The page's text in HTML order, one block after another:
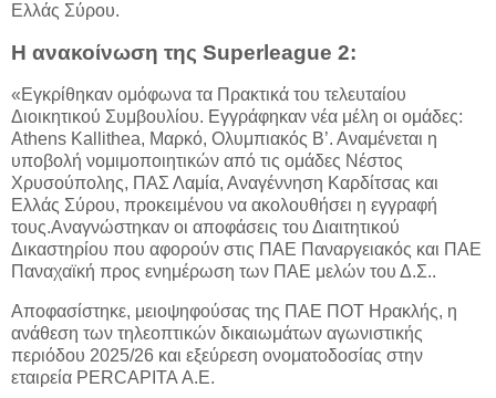
Ελλάς Σύρου.
Η ανακοίνωση της Superleague 2:
«Εγκρίθηκαν ομόφωνα τα Πρακτικά του τελευταίου
Διοικητικού Συμβουλίου. Εγγράφηκαν νέα μέλη οι ομάδες:
Athens Kallithea, Μαρκό, Ολυμπιακός Β’. Αναμένεται η
υποβολή νομιμοποιητικών από τις ομάδες Νέστος
Χρυσούπολης, ΠΑΣ Λαμία, Αναγέννηση Καρδίτσας και
Ελλάς Σύρου, προκειμένου να ακολουθήσει η εγγραφή
τους.Αναγνώστηκαν οι αποφάσεις του Διαιτητικού
Δικαστηρίου που αφορούν στις ΠΑΕ Παναργειακός και ΠΑΕ
Παναχαϊκή προς ενημέρωση των ΠΑΕ μελών του Δ.Σ..
Αποφασίστηκε, μειοψηφούσας της ΠΑΕ ΠΟΤ Ηρακλής, η
ανάθεση των τηλεοπτικών δικαιωμάτων αγωνιστικής
περιόδου 2025/26 και εξεύρεση ονοματοδοσίας στην
εταιρεία PERCAPITA Α.Ε.